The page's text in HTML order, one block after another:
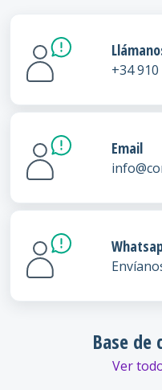
+34
Email
Base de
Ver